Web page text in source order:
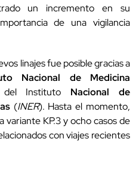
un incremento en su
de una vigilancia
linajes fue posible gracias a
Nacional de Medicina
Instituto Nacional de
(INER). Hasta el momento,
variante KP.3 y ocho casos de
con viajes recientes